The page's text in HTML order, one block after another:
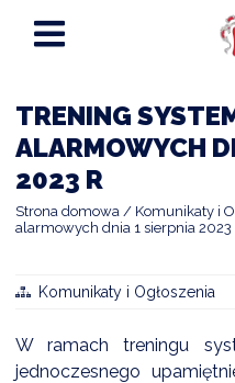
TRENING
ALARMOWYCH
2023 R
Strona domowa Komunikaty i
alarmowych dnia 1 sierpnia 2023
Komunikaty i Ogłoszenia
W ramach treningu
jednoczesnego